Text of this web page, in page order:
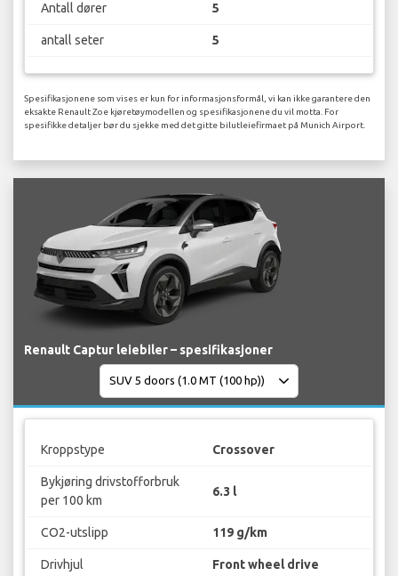
Antall dører 5
antall seter 5
Spesifikasjonene som vises er kun for informasjonsformål, vi kan ikke garantere den
eksakte Renault Zoe kjøretøymodellen og spesifikasjonene du vil motta. For
spesifikke detaljer bør du sjekke med det gitte bilutleiefirmaet på Munich Airport.
Renault Captur leiebiler – spesifikasjoner
Kroppstype Crossover
Bykjøring drivstofforbruk
per 100 km
6.3 l
CO2-utslipp 119 g/km
Drivhjul Front wheel drive